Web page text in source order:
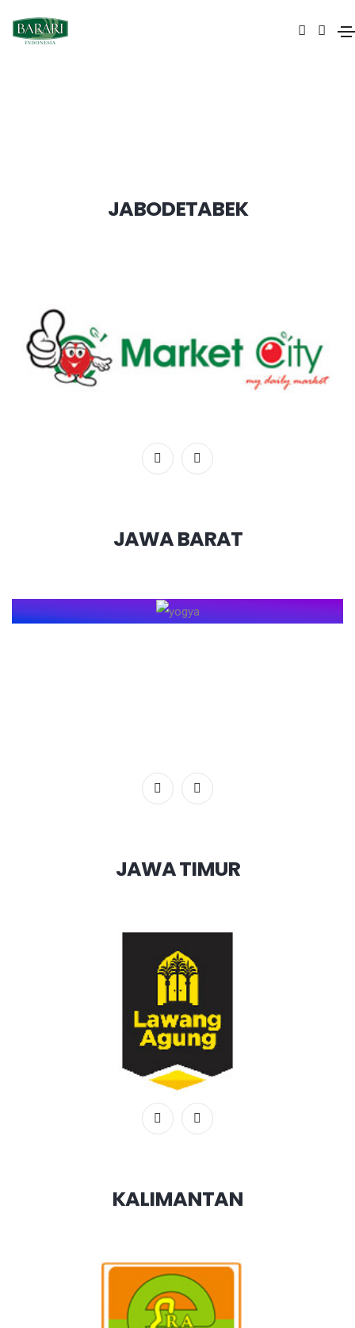
JABODETABEK
JAWA BARAT
JAWA TIMUR
KALIMANTAN